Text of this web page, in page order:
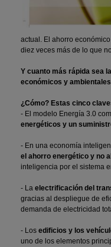
actual. El ahorro
diez veces más de lo que
Y cuanto más rápida sea
económicos y
¿Cómo? Estas cinco
- El modelo Energía 3.0
energéticos y un
- En una economía
el ahorro energético y no
inteligencia por el sistema
- La electrificación del
gracias al despliegue de
demanda de electricidad
- Los edificios y los
uno de los elementos